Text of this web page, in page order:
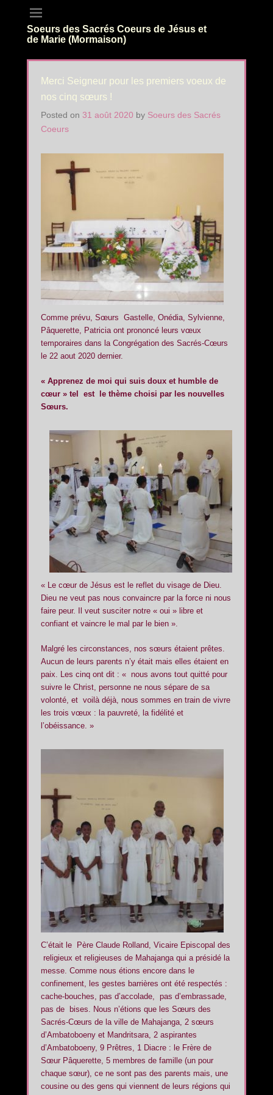
Soeurs des Sacrés Coeurs de Jésus et
de Marie (Mormaison)
Merci Seigneur pour les premiers voeux de
nos cinq sœurs !
Posted on 31 août 2020 by Soeurs des Sacrés
Coeurs
Comme prévu, Sœurs Gastelle, Onédia, Sylvienne,
Pâquerette, Patricia ont prononcé leurs vœux
temporaires dans la Congrégation des Sacrés-Cœurs
le 22 aout 2020 dernier.
« Apprenez de moi qui suis doux et humble de
cœur » tel est le thème choisi par les nouvelles
Sœurs.
« Le cœur de Jésus est le reflet du visage de Dieu.
Dieu ne veut pas nous convaincre par la force ni nous
faire peur. Il veut susciter notre « oui » libre et
confiant et vaincre le mal par le bien ».
Malgré les circonstances, nos sœurs étaient prêtes.
Aucun de leurs parents n’y était mais elles étaient en
paix. Les cinq ont dit : « nous avons tout quitté pour
suivre le Christ, personne ne nous sépare de sa
volonté, et voilà déjà, nous sommes en train de vivre
les trois vœux : la pauvreté, la fidélité et
l’obéissance. »
C’était le Père Claude Rolland, Vicaire Episcopal des
religieux et religieuses de Mahajanga qui a présidé la
messe. Comme nous étions encore dans le
confinement, les gestes barrières ont été respectés :
cache-bouches, pas d’accolade, pas d’embrassade,
pas de bises. Nous n’étions que les Sœurs des
Sacrés-Cœurs de la ville de Mahajanga, 2 sœurs
d’Ambatoboeny et Mandritsara, 2 aspirantes
d’Ambatoboeny, 9 Prêtres, 1 Diacre : le Frère de
Sœur Pâquerette, 5 membres de famille (un pour
chaque sœur), ce ne sont pas des parents mais, une
cousine ou des gens qui viennent de leurs régions qui